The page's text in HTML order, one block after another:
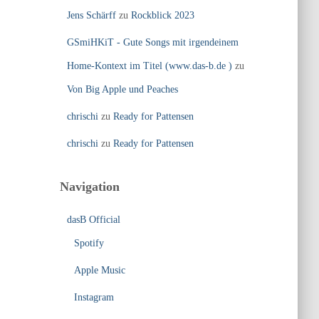
Jens Schärffzu Rockblick 2023
GSmiHKiT - Gute Songs mit irgendeinem
Home-Kontext im Titel (www.das-b.de ) zu
Von Big Apple und Peaches
chrischi zu Ready for Pattensen
chrischi zu Ready for Pattensen
Navigation
dasB Official
Spotify
Apple Music
Instagram